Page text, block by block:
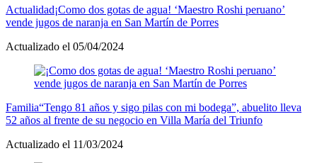
Actualidad¡Como dos gotas de agua! ‘Maestro Roshi peruano’
vende jugos de naranja en San Martín de Porres
Actualizado el 05/04/2024
Familia“Tengo 81 años y sigo pilas con mi bodega”, abuelito lleva
52 años al frente de su negocio en Villa María del Triunfo
Actualizado el 11/03/2024